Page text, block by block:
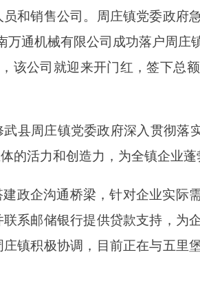
和销售公司。周庄镇党委政府
通机械有限公司成功落户周庄
该公司就迎来开门红，签下总
县周庄镇党委政府深入贯彻落
的活力和创造力，为全镇企业蓬
政企沟通桥梁，针对企业实际
系邮储银行提供贷款支持，为
镇积极协调，目前正在与五里